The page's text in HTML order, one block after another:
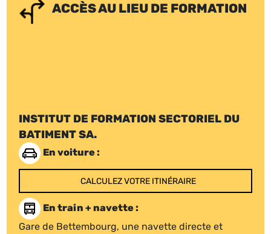
ACCÈS AU LIEU DE FORMATION
INSTITUT DE FORMATION SECTORIEL DU
BATIMENT SA.
En voiture :
CALCULEZ VOTRE ITINÉRAIRE
En train + navette :
Gare de Bettembourg, une navette directe et